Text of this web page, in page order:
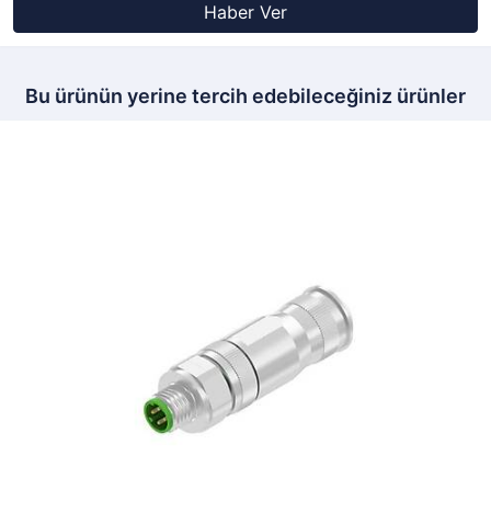
Haber Ver
Bu ürünün yerine tercih edebileceğiniz ürünler